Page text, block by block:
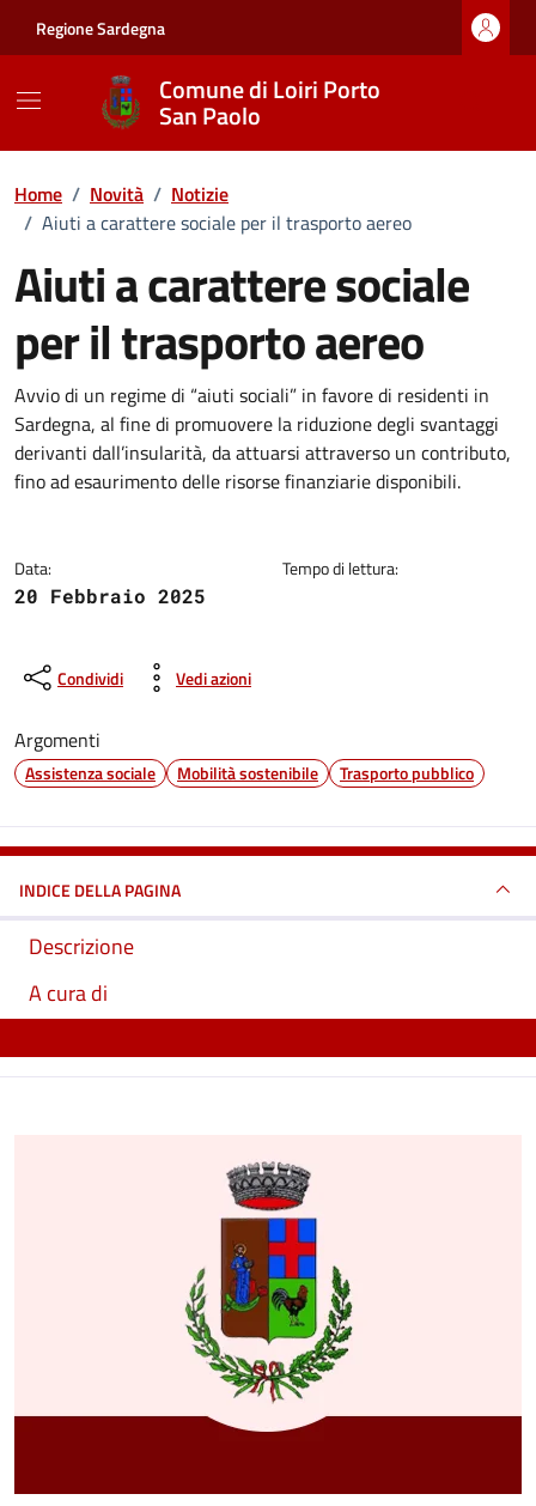
Regione Sardegna
Comune di Loiri Porto
San Paolo
Home / Novità / Notizie
/ Aiuti a carattere sociale per il trasporto aereo
Aiuti a carattere sociale
per il trasporto aereo
Dettagli della notizia
Avvio di un regime di “aiuti sociali” in favore di residenti in
Sardegna, al fine di promuovere la riduzione degli svantaggi
derivanti dall’insularità, da attuarsi attraverso un contributo,
fino ad esaurimento delle risorse finanziarie disponibili.
Data:
20 Febbraio 2025
Tempo di lettura:
Condividi Vedi azioni
Argomenti
Assistenza sociale Mobilità sostenibile Trasporto pubblico
INDICE DELLA PAGINA
Descrizione
A cura di